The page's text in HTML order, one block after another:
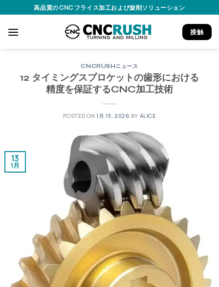
to
content
高品質の CNC フライス加工および旋削ソリューション
接触
CNCRUSHニュース
12 タイミングスプロケットの歯形における
精度を保証するCNC加工技術
POSTED ON1月 13, 2026 BY ALICE
13
1月